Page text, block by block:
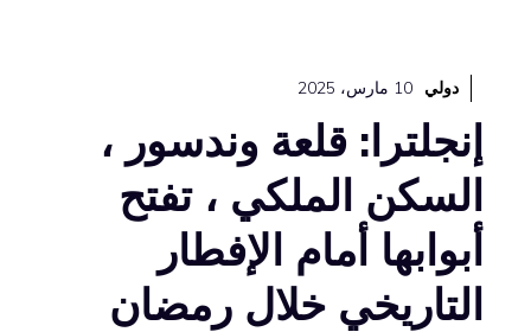
دولي 10 مارس، 2025
إنجلترا: قلعة وندسور ،
السكن الملكي ، تفتح
أبوابها أمام الإفطار
التاريخي خلال رمضان